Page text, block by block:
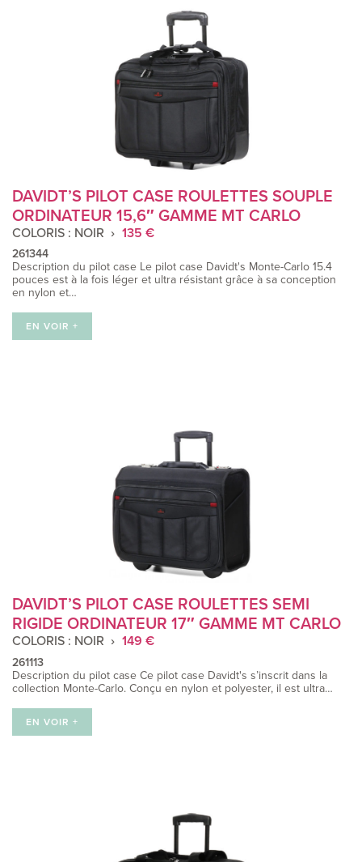
DAVIDT’S PILOT CASE ROULETTES SOUPLE
ORDINATEUR 15,6″ GAMME MT CARLO
COLORIS : NOIR 135 €
261344
Description du pilot case Le pilot case Davidt's Monte-Carlo 15.4
pouces est à la fois léger et ultra résistant grâce à sa conception
en nylon et…
EN VOIR +
DAVIDT’S PILOT CASE ROULETTES SEMI
RIGIDE ORDINATEUR 17″ GAMME MT CARLO
COLORIS : NOIR 149 €
261113
Description du pilot case Ce pilot case Davidt's s’inscrit dans la
collection Monte-Carlo. Conçu en nylon et polyester, il est ultra…
EN VOIR +